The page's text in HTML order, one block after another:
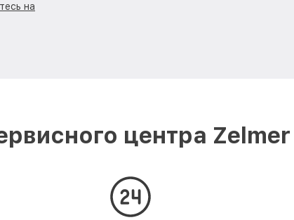
на
центра